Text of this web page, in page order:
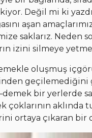
Değil mi ki
aşan
saklarız. Neden
izini silmeye
oluşmuş
geçilemediğini
bir yerlerde
aklında
ortaya çıkaran